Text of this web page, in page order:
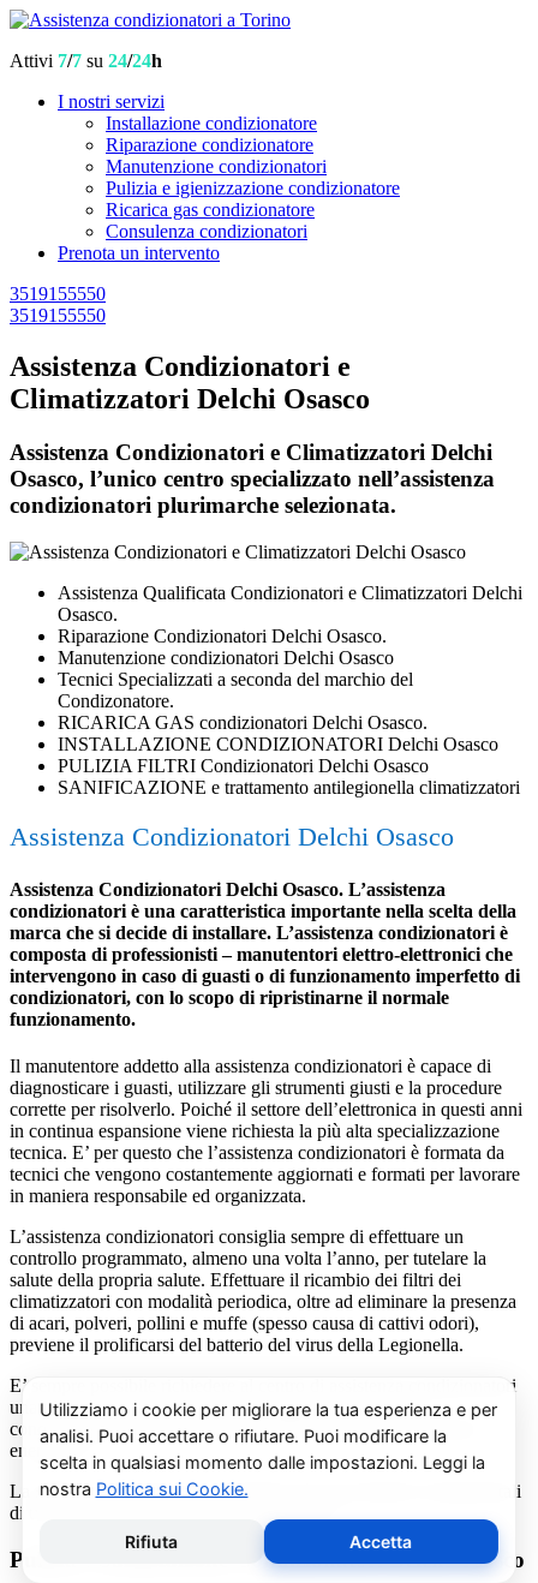
Attivi 7/7 su 24/24h
I nostri servizi
Installazione condizionatore
Riparazione condizionatore
Manutenzione condizionatori
Pulizia e igienizzazione condizionatore
Ricarica gas condizionatore
Consulenza condizionatori
Prenota un intervento
3519155550
3519155550
Assistenza Condizionatori e
Climatizzatori Delchi Osasco
Assistenza Condizionatori e Climatizzatori Delchi
Osasco, l’unico centro specializzato nell’assistenza
condizionatori plurimarche selezionata.
Assistenza Qualificata Condizionatori e Climatizzatori Delchi
Osasco.
Riparazione Condizionatori Delchi Osasco.
Manutenzione condizionatori Delchi Osasco
Tecnici Specializzati a seconda del marchio del
Condizonatore.
RICARICA GAS condizionatori Delchi Osasco.
INSTALLAZIONE CONDIZIONATORI Delchi Osasco
PULIZIA FILTRI Condizionatori Delchi Osasco
SANIFICAZIONE e trattamento antilegionella climatizzatori
Assistenza Condizionatori Delchi Osasco
Assistenza Condizionatori Delchi Osasco. L’assistenza
condizionatori è una caratteristica importante nella scelta della
marca che si decide di installare. L’assistenza condizionatori è
composta di professionisti – manutentori elettro-elettronici che
intervengono in caso di guasti o di funzionamento imperfetto di
condizionatori, con lo scopo di ripristinarne il normale
funzionamento.
Il manutentore addetto alla assistenza condizionatori è capace di
diagnosticare i guasti, utilizzare gli strumenti giusti e la procedure
corrette per risolverlo. Poiché il settore dell’elettronica in questi anni
in continua espansione viene richiesta la più alta specializzazione
tecnica. E’ per questo che l’assistenza condizionatori è formata da
tecnici che vengono costantemente aggiornati e formati per lavorare
in maniera responsabile ed organizzata.
L’assistenza condizionatori consiglia sempre di effettuare un
controllo programmato, almeno una volta l’anno, per tutelare la
salute della propria salute. Effettuare il ricambio dei filtri dei
climatizzatori con modalità periodica, oltre ad eliminare la presenza
di acari, polveri, pollini e muffe (spesso causa di cattivi odori),
previene il prolificarsi del batterio del virus della Legionella.
E’ sempre possibile richiedere al centro di assistenza condizionatori
una consulenza gratuita per un montaggio di un nuovo
condizionatore o sulle ultime normative in materia di risparmio
energetico.
La salute e il benessere sono quindi essere gli obiettivi fondamentali
di un addetto alla assistenza condizionatori.
Pulizia e Sanificazione Condizionatori Delchi Osasco